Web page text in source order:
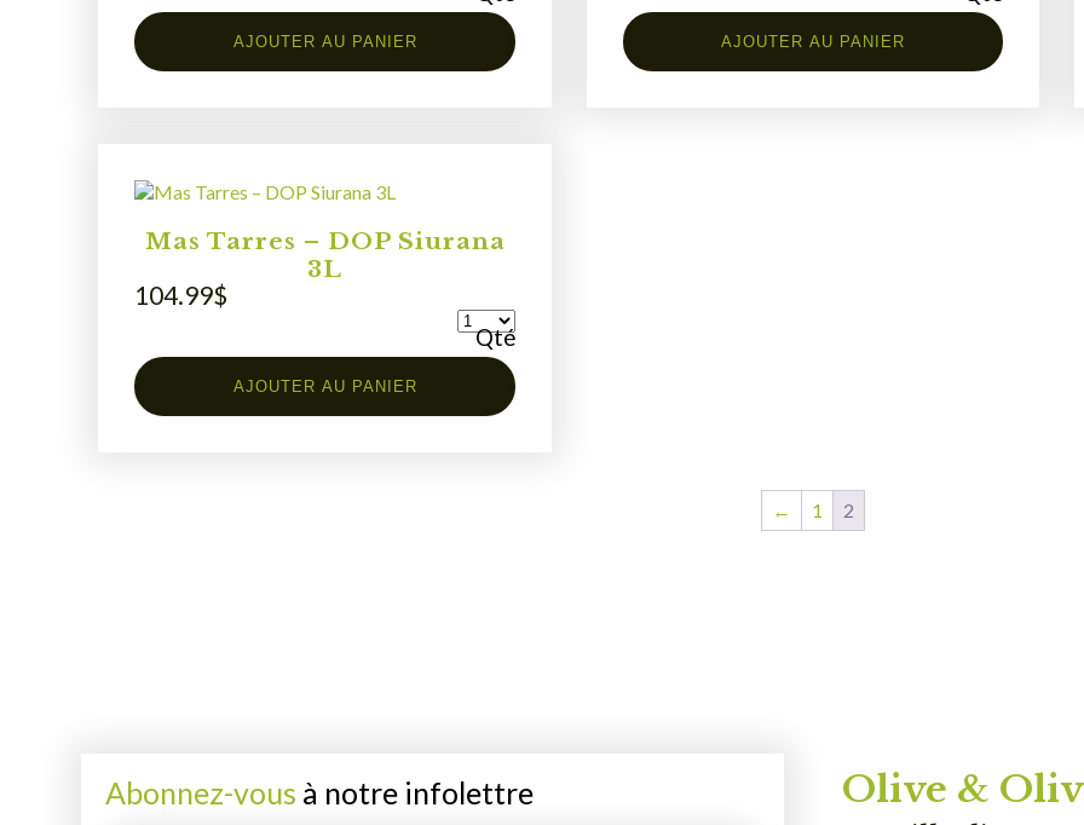
AJOUTER AU PANIER AJOUTER AU PANIER
Mas Tarres – DOP Siurana
3L
104.99$
Qté
AJOUTER AU PANIER
← 1 2
Abonnez-vous à notre infolettre Olive &